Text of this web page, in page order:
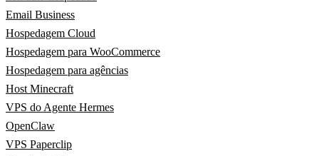
Email Business
Hospedagem Cloud
Hospedagem para WooCommerce
Hospedagem para agências
Host Minecraft
VPS do Agente Hermes
OpenClaw
VPS Paperclip